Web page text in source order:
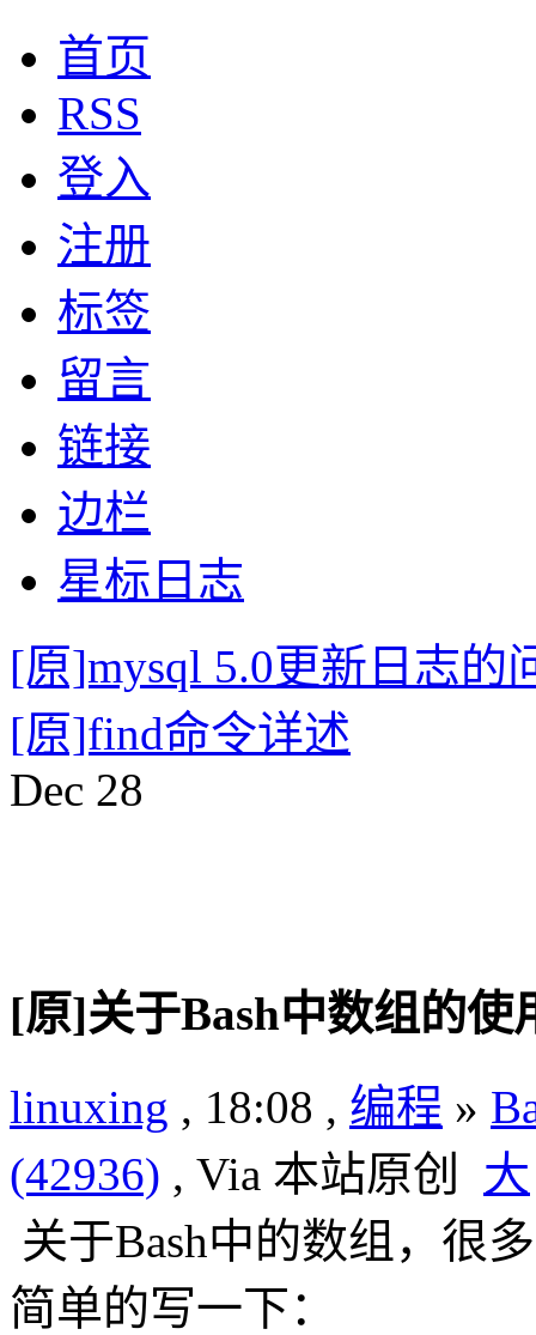
首页
RSS
登入
注册
标签
留言
链接
边栏
星标日志
[原]mysql 5.0更新日志的
[原]find命令详述
Dec 28
[原]关于Bash中数组的使
linuxing , 18:08 , 编程 »
(42936) , Via 本站原创 大
关于Bash中的数组，很
简单的写一下：